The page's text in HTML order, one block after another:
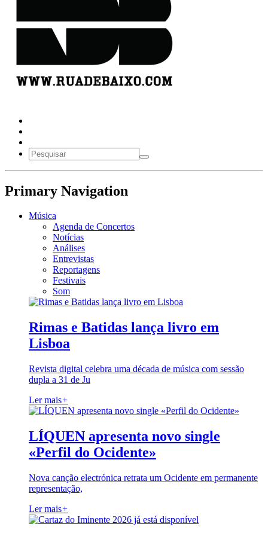
Primary Navigation
Música
Agenda de Concertos
Notícias
Análises
Entrevistas
Reportagens
Festivais
Som
Rimas e Batidas lança livro em
Lisboa
Revista digital celebra uma década de música com sessão
dupla a 31 de Ju
Ler mais+
LÍQUEN apresenta novo single
«Perfil do Ocidente»
Nova canção electrónica retrata um Ocidente em permanente
representação,
Ler mais+